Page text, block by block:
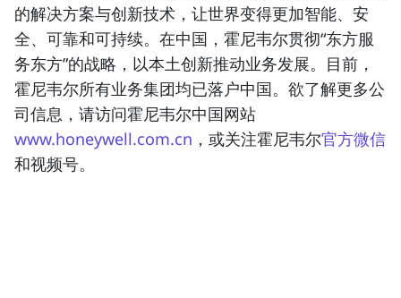
的解决方案与创新技术，让世界变得更加智能、安
全、可靠和可持续。在中国，霍尼韦尔贯彻“东方服
务东方”的战略，以本土创新推动业务发展。目前，
霍尼韦尔所有业务集团均已落户中国。欲了解更多公
司信息，请访问霍尼韦尔中国网站
www.honeywell.com.cn ，或关注霍尼韦尔官方微信
和视频号。